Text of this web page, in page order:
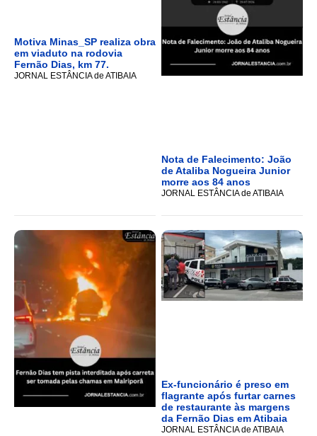
Motiva Minas_SP realiza obra
em viaduto na rodovia
Fernão Dias, km 77.
JORNAL ESTÂNCIA de ATIBAIA
Nota de Falecimento: João
de Ataliba Nogueira Junior
morre aos 84 anos
JORNAL ESTÂNCIA de ATIBAIA
Ex-funcionário é preso em
flagrante após furtar carnes
de restaurante às margens
da Fernão Dias em Atibaia
JORNAL ESTÂNCIA de ATIBAIA